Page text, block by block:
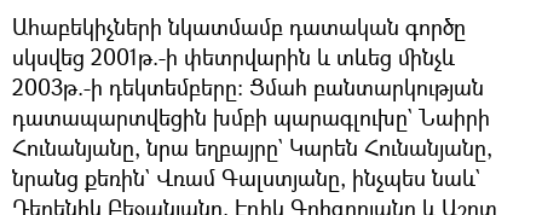
Ահաբեկիչների նկատմամբ դատական գործը
սկսվեց 2001թ.-ի փետրվարին և տևեց մինչև
2003թ.-ի դեկտեմբերը։ Ցմահ բանտարկության
դատապարտվեցին խմբի պարագլուխը` Նաիրի
Հունանյանը, նրա եղբայրը` Կարեն Հունանյանը,
նրանց քեռին` Վռամ Գալստյանը, ինչպես նաև`
Դերենիկ Բեջանյանը, Էդիկ Գրիգորյանը և Աշոտ